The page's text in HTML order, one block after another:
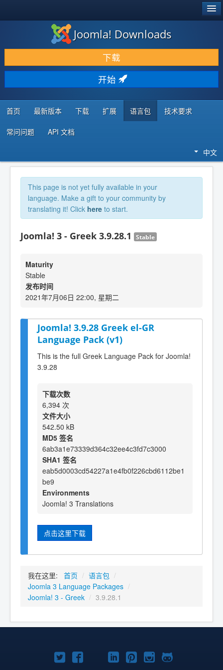
下载 & 扩展
发现 & 学习
社区 & 支持
开发者资源
Joomla! Downloads
下载
开始
首页 最新版本 下载 扩展 语言包 技术要求
常问问题 API 文档
中文
This page is not yet fully available in your
language. Make a gift to your community by
translating it! Click here to start.
Joomla! 3 - Greek 3.9.28.1 Stable
Maturity
Stable
发布时间
2021年7月06日 22:00, 星期二
Joomla! 3.9.28 Greek el-GR
Language Pack (v1)
This is the full Greek Language Pack for Joomla!
3.9.28
下载次数
6,394 次
文件大小
542.50 kB
MD5 签名
6ab3a1e73339d364c32ee4c3fd7c3000
SHA1 签名
eab5d0003cd54227a1e4fb0f226cbd6112be1
be9
Environments
Joomla! 3 Translations
点击这里下载
我在这里: 首页 / 语言包 /
Joomla 3 Language Packages /
Joomla! 3 - Greek / 3.9.28.1
TwitterFacebookYouTube
LinkedIn
Pinterest
Instagram
GitHub